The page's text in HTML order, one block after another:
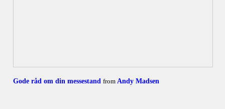
Gode råd om din messestand from Andy Madsen